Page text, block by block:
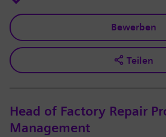
Bewerben
Teilen
Head of Factory Repair
Management